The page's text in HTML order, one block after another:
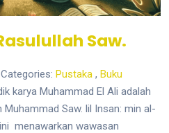
Saw.
Pustaka , Buku
karya Muhammad El Ali adalah
Saw. lil Insan: min al-
menawarkan wawasan